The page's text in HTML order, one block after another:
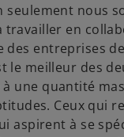
nous
travailler en
entreprises
le meilleur des
une quantité
Ceux qui
aspirent à se